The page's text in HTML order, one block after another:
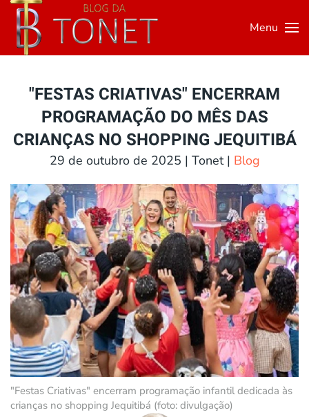
Skip to main content
Menu
"FESTAS CRIATIVAS" ENCERRAM
PROGRAMAÇÃO DO MÊS DAS
CRIANÇAS NO SHOPPING JEQUITIBÁ
29 de outubro de 2025 | Tonet | Blog
"Festas Criativas" encerram programação infantil dedicada às
crianças no shopping Jequitibá (foto: divulgação)